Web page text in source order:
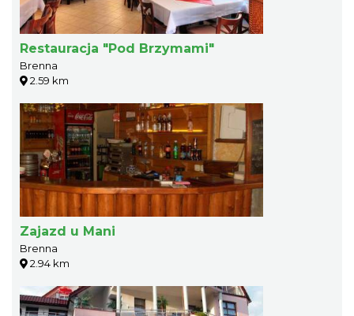
Restauracja "Pod Brzymami"
Brenna
2.59 km
Zajazd u Mani
Brenna
2.94 km